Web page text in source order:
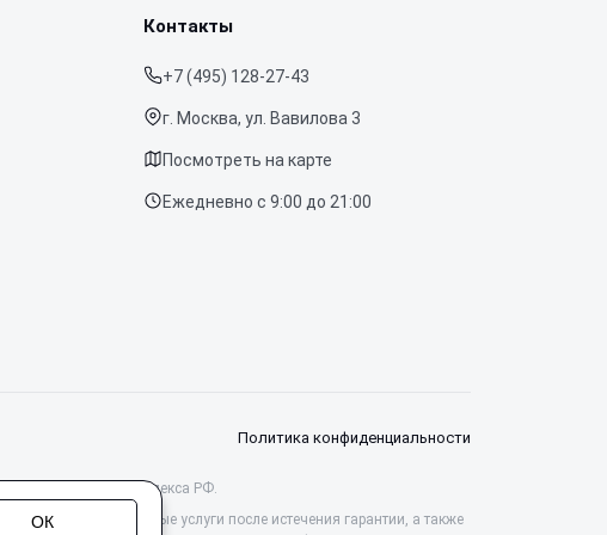
Контакты
+7 (495) 128-27-43
г. Москва, ул. Вавилова 3
Посмотреть на карте
Ежедневно с 9:00 до 21:00
Политика конфиденциальности
Гражданского кодекса РФ.
профессиональные услуги после истечения гарантии, а также
ОК